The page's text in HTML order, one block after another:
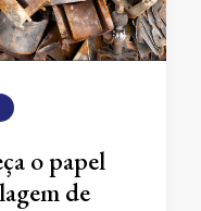
o papel
de